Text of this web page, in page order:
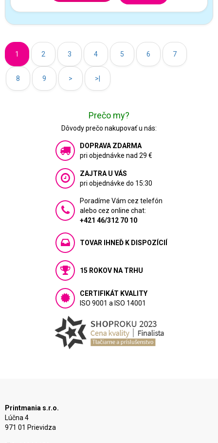
1 2 3 4 5 6 7
8 9 > >|
Prečo my?
Dôvody prečo nakupovať u nás:
DOPRAVA ZDARMA
pri objednávke nad 29 €
ZAJTRA U VÁS
pri objednávke do 15:30
Poradíme Vám cez telefón
alebo cez online chat:
+421 46/312 70 10
TOVAR IHNEĎ K DISPOZÍCIÍ
15 ROKOV NA TRHU
CERTIFIKÁT KVALITY
ISO 9001 a ISO 14001
Printmania s.r.o.
Lúčna 4
971 01 Prievidza